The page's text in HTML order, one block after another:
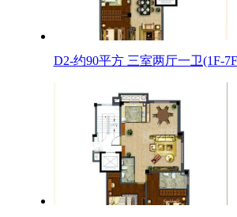
D2-约90平方 三室两厅一卫(1F-